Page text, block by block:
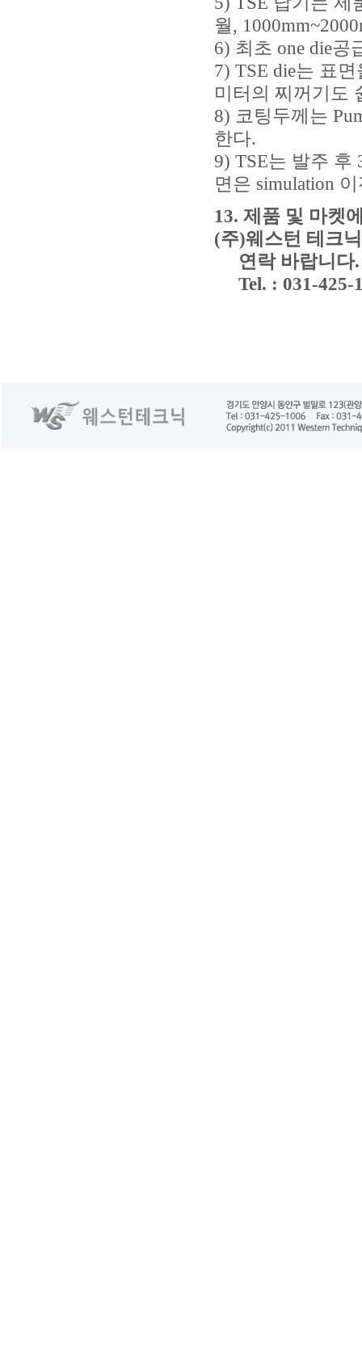
월,
6) 최초 one die
7) TSE die는 표
미터의 찌꺼기도
8) 코팅두께는
한다.
9) TSE는 발주 후
면은 simulation
13. 제품 및 마켓
(주)웨스턴 테크
연락 바랍니다.
Tel. : 031-425-